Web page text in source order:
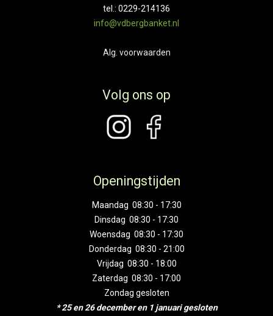
tel.: 0229-214136
info@vdbergbanket.nl
Alg. voorwaarden
Volg ons op
Openingstijden
Maandag 08:30 - 17:30
Dinsdag 08:30 - 17:30
Woensdag 08:30 - 17:30
Donderdag 08:30 - 21:00
Vrijdag 08:30 - 18:00
Zaterdag 08:30 - 17:00
Zondag gesloten
* 25 en 26 december en 1 januari gesloten